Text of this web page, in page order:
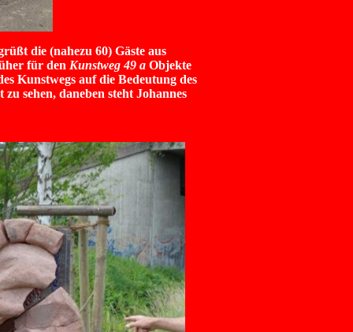
die (nahezu 60) Gäste aus
für den Kunstweg 49 aObjekte
Kunstwegs auf die Bedeutung des
sehen, daneben steht Johannes